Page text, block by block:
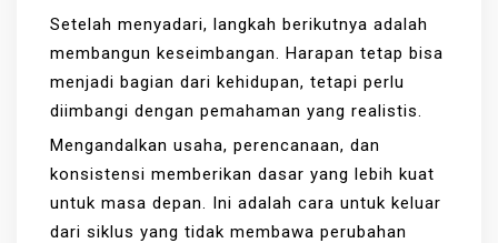
Setelah menyadari, langkah berikutnya adalah
membangun keseimbangan. Harapan tetap bisa
menjadi bagian dari kehidupan, tetapi perlu
diimbangi dengan pemahaman yang realistis.
Mengandalkan usaha, perencanaan, dan
konsistensi memberikan dasar yang lebih kuat
untuk masa depan. Ini adalah cara untuk keluar
dari siklus yang tidak membawa perubahan